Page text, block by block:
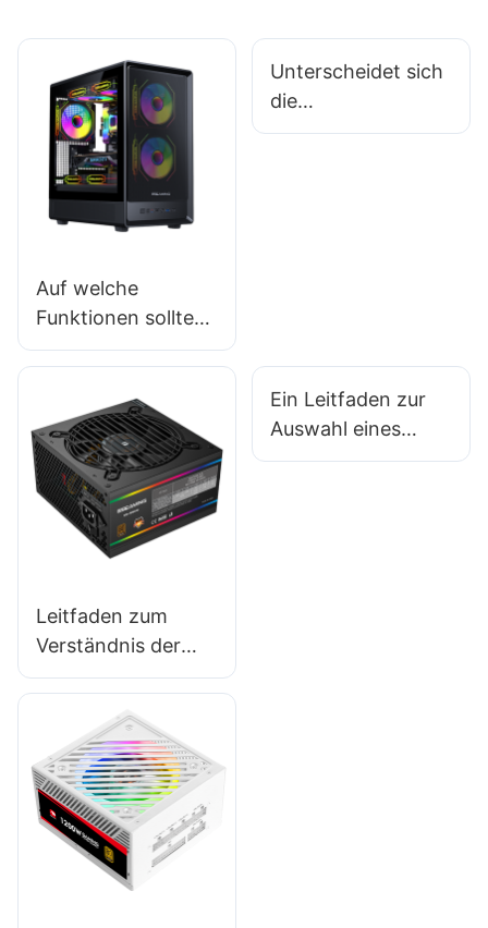
Auf welche
Funktionen sollten
Sie bei einem
Gaming-PC-
Gehäuse achten?
Unterscheidet sich
die
Qualitätskontrolle
Leitfaden zum
Verständnis der
Sicherheitszertifizi
Netzteilen
Ein Leitfaden zur
Auswahl eines
Gaming-PC-